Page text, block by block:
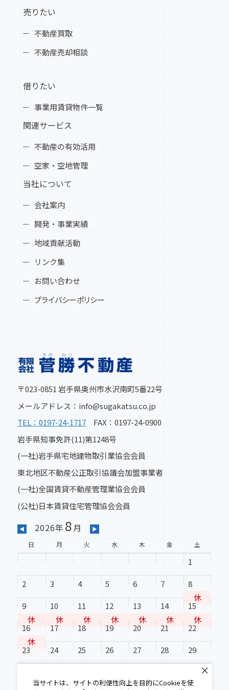
売りたい
不動産買取
不動産売却相談
借りたい
事業用賃貸物件一覧
関連サービス
不動産の有効活用
空家・空地管理
当社について
会社案内
開発・事業実績
地域貢献活動
リンク集
お問い合わせ
プライバシーポリシー
〒023-0851 岩手県奥州市水沢南町5番22号
メールアドレス：info@sugakatsu.co.jp
TEL：0197-24-1717 FAX：0197-24-0900
岩手県知事免許(11)第1248号
(一社)岩手県宅地建物取引業協会会員
東北地区不動産公正取引協議会加盟事業者
(一社)全国賃貸不動産管理業協会会員
(公社)日本賃貸住宅管理協会会員
◀ 2026年 8月 ▶
日 月 火 水 木 金 土
1
2 3 4 5 6 7
8
休
9
休
10
休
11
休
12
休
13
休
14
休
15
休
16
休
17 18 19 20 21 22
23 24 25 26 27 28 29
当サイトは、サイトの利便性向上を目的にCookieを使